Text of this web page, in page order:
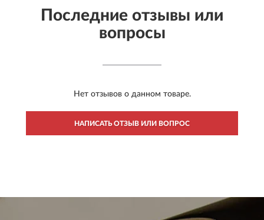
Последние отзывы или
вопросы
Нет отзывов о данном товаре.
НАПИСАТЬ ОТЗЫВ ИЛИ ВОПРОС